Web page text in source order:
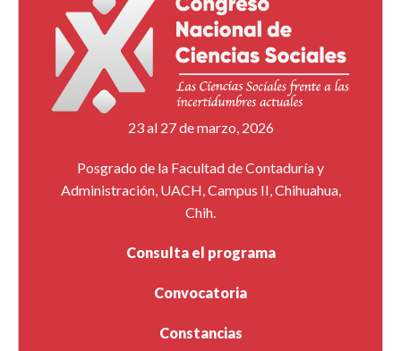
23 al 27 de marzo, 2026
Posgrado de la Facultad de Contaduría y
Administración, UACH, Campus II, Chihuahua,
Chih.
Consulta el programa
Convocatoria
Constancias